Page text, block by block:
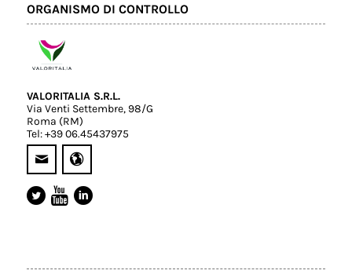
ORGANISMO DI CONTROLLO
VALORITALIA S.R.L.
Via Venti Settembre, 98/G
Roma (RM)
Tel: +39 06.45437975